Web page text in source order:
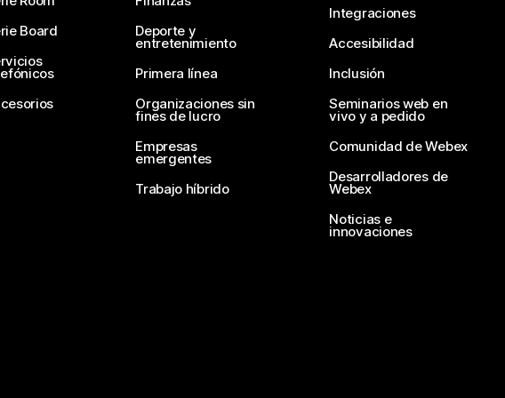
Board
Deporte y
entretenimiento
Primera línea
Organizaciones sin
fines de lucro
Empresas
emergentes
Trabajo híbrido
Integraciones
Accesibilidad
Inclusión
Seminarios web en
vivo y a pedido
Comunidad de Webex
Desarrolladores de
Webex
Noticias e
innovaciones